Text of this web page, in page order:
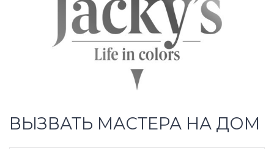
ВЫЗВАТЬ МАСТЕРА НА ДОМ